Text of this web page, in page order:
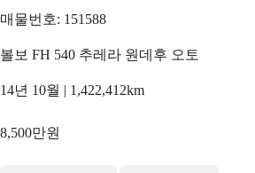
매물번호: 151588
볼보 FH 540 추레라 원데후 오토
14년 10월 | 1,422,412km
8,500만원